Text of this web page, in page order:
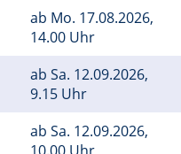
ab Mo. 17.08.2026,
14.00 Uhr
ab Sa. 12.09.2026,
9.15 Uhr
ab Sa. 12.09.2026,